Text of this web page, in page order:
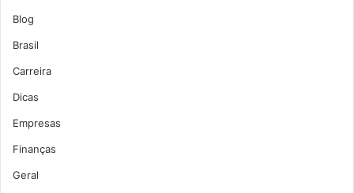
Blog
Brasil
Carreira
Dicas
Empresas
Finanças
Geral